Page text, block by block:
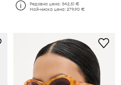
Редовна цена:342,51 €
Най-ниска цена:279,90 €